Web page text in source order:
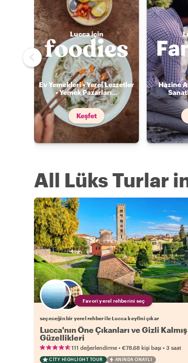
Lucca için
Ev Yemekleri • Yerel Lezzetler
• Yemek Pazarları...
Keşfet
Hazine
All Lüks Turlar
Favori yerel rehberini seç
seçeceğin bir yerel rehber ile Lucca keyfini çıkar
Lucca'nın Öne Çıkanları ve Gizli Kalmış
Güzellikleri
111 değerlendirme • €78.68 kişi başı • 3 saat
CITY HIGHLIGHT TOUR ANINDA ONAYLI